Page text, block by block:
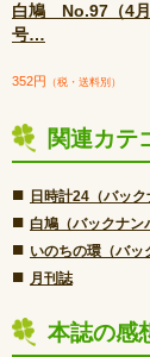
白鳩 No.97（4月
号…
352円 （税・送料別）
関連カテ
■ 日時計24（バック
■ 白鳩（バックナン
■ いのちの環（バッ
■ 月刊誌
本誌の感